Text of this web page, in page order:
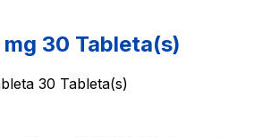
mg 30 Tableta(s)
30 Tableta(s)